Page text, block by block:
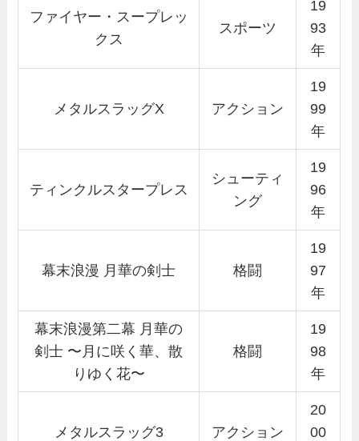
ファイヤー・スープレッ
クス
スポーツ
19
93
年
メタルスラッグX アクション
19
99
年
ティンクルスタープレス
シューティ
ング
19
96
年
幕末浪漫 月華の剣士 格闘
19
97
年
幕末浪漫第二幕 月華の
剣士 〜月に咲く華、散
りゆく花〜
格闘
19
98
年
メタルスラッグ3 アクション
20
00